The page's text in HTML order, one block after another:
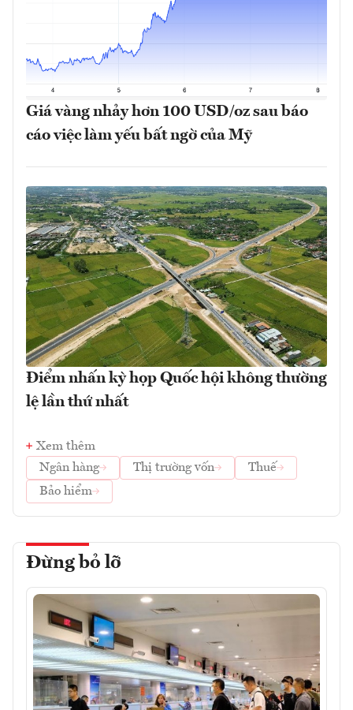
Giá vàng nhảy hơn 100 USD/oz sau báo
cáo việc làm yếu bất ngờ của Mỹ
Điểm nhấn kỳ họp Quốc hội không thường
lệ lần thứ nhất
Xem thêm
Ngân hàng
Thị trường vốn
Thuế
Bảo hiểm
Đừng bỏ lỡ